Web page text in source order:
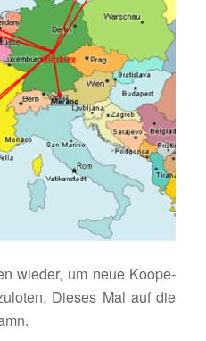
wieder, um neue Koope­
Dieses Mal auf die